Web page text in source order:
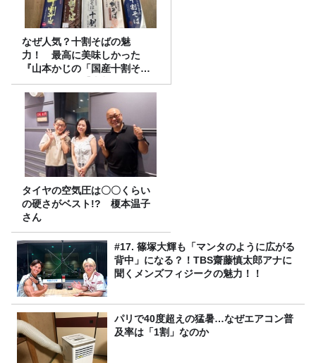
なぜ人気？十割そばの魅
力！ 最高に美味しかった
『山本かじの「国産十割そ
ば」』とは？【十割そば10種
食べ比べ】
タイヤの空気圧は〇〇くらい
の硬さがベスト!? 榎本温子
さん
#17. 篠塚大輝も「マンタのように広がる
背中」になる？！TBS齋藤慎太郎アナに
聞くメンズフィジークの魅力！！
パリで40度超えの猛暑…なぜエアコン普
及率は「1割」なのか